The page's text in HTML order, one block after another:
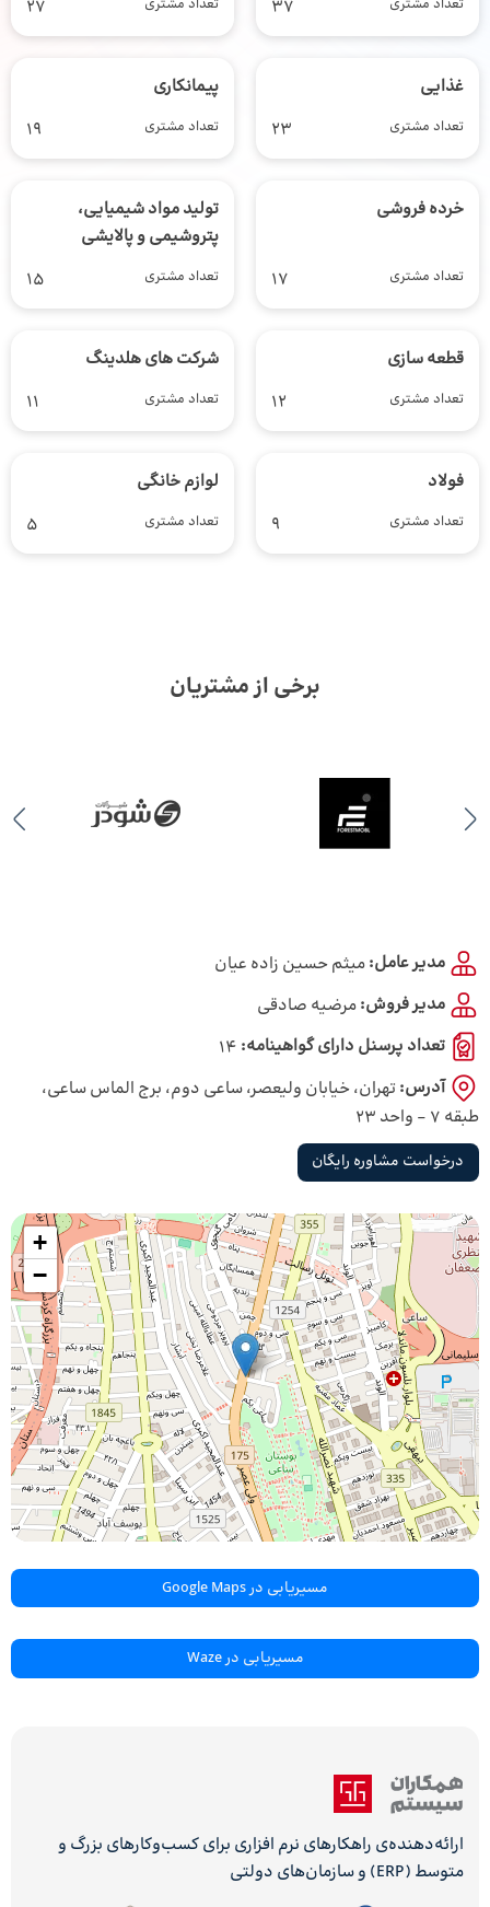
تعداد مشتری 37 تعداد مشتری 27
غذایی
تعداد مشتری 23
پیمانکاری
تعداد مشتری 19
خرده فروشی
تعداد مشتری 17
تولید مواد شیمیایی،
پتروشیمی و پالایشی
تعداد مشتری 15
قطعه سازی
تعداد مشتری 12
شرکت های هلدینگ
تعداد مشتری 11
فولاد
تعداد مشتری 9
لوازم خانگی
تعداد مشتری 5
برخی از مشتریان
مدیر عامل:میثم حسین زاده عیان
مدیر فروش:مرضیه صادقی
تعداد پرسنل دارای گواهینامه: 14
آدرس: تهران، خیابان ولیعصر، ساعی دوم، برج الماس ساعی،
طبقه 7 - واحد 23
درخواست مشاوره رایگان
+
−
مسیریابی در Google Maps
مسیریابی در Waze
ارائه‌دهنده‌ی راهکارهای نرم افزاری برای کسب‌وکارهای بزرگ و
متوسط (ERP) و سازمان‌های دولتی